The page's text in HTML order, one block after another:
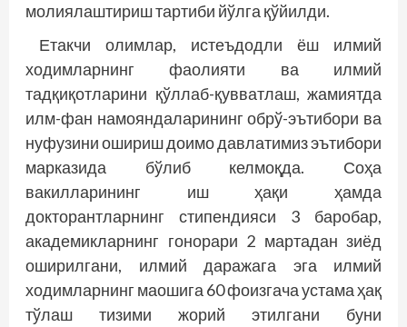
молиялаштириш тартиби йўлга қўйилди.
Етакчи олимлар, истеъдодли ёш илмий
ходимларнинг фаолияти ва илмий
тадқиқотларини қўллаб-қувватлаш, жамиятда
илм-фан намояндаларининг обрў-эътибори ва
нуфузини ошириш доимо давлатимиз эътибори
марказида бўлиб келмоқда. Соҳа
вакилларининг иш ҳақи ҳамда
докторантларнинг стипендияси 3 баробар,
академикларнинг гонорари 2 мартадан зиёд
оширилгани, илмий даражага эга илмий
ходимларнинг маошига 60 фоизгача устама ҳақ
тўлаш тизими жорий этилгани буни